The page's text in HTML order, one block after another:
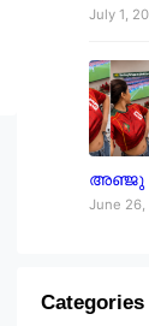
July 1,
അഞ്ജു
June 26,
Categories